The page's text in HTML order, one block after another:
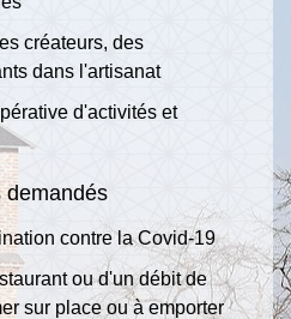
créateurs, des
dans l'artisanat
d'activités et
demandés
contre la Covid‑19
ou d'un débit de
sur place ou à emporter